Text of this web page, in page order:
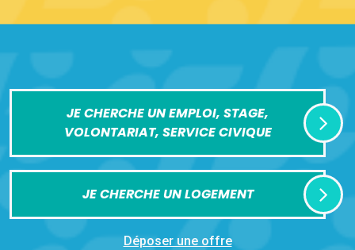
JE CHERCHE UN EMPLOI, STAGE,
VOLONTARIAT, SERVICE CIVIQUE
JE CHERCHE UN LOGEMENT
Déposer une offre